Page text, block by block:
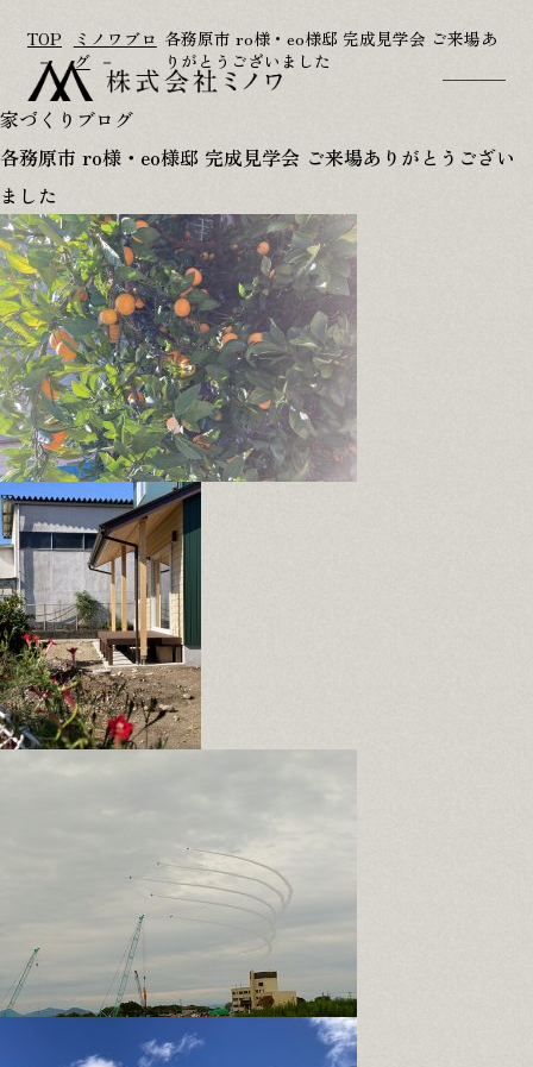
TOP
家づくりのこだわり
施工事例
家づくりの流れ
OB様宅訪問記
ただいま建築中
イベント情報
ミノワブログ
アフターフォロー
リフォーム･古民家再生
会社概要･スタッフ紹介
お知らせ
お問い合わせ
修理･点検依頼
プライバシーポリシー
0120-146-372
無料相談
資料請求
TOP
ミノワブロ
グ
各務原市 ro様・eo様邸 完成見学会 ご来場あ
りがとうございました
家づくりブログ
各務原市 ro様・eo様邸 完成見学会 ご来場ありがとうござい
ました